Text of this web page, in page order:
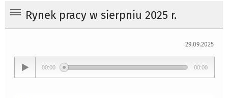
Rynek pracy w sierpniu 2025 r.
29.09.2025
00:00 00:00